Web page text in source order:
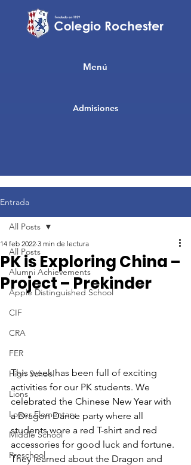
Admisiones
Menú
Entrada
All Posts
Alumni Achievements
Apple Distinguished School
CIF
CRA
FER
High School
Lions
Lower Elementary
Middle School
Preschool
All Posts
PK is Exploring China –
Project – Prekinder
14 feb 2022 3 min de lectura
This week has been full of exciting
activities for our PK students. We
celebrated the Chinese New Year with
a Dragon Dance party where all
students wore a red T-shirt and red
accessories for good luck and fortune.
They learned about the Dragon and